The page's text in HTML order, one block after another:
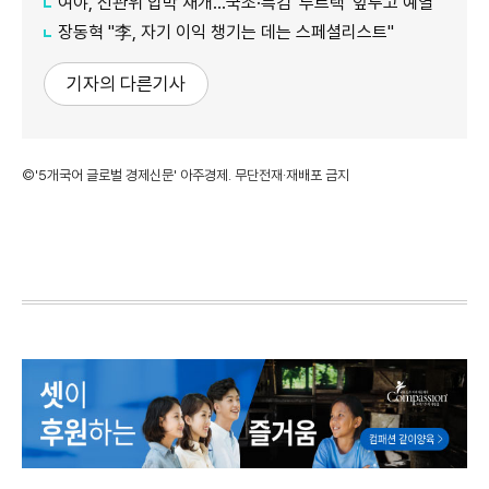
장동혁 "李, 자기 이익 챙기는 데는 스페셜리스트"
기자의 다른기사
©'5개국어 글로벌 경제신문' 아주경제. 무단전재·재배포 금지